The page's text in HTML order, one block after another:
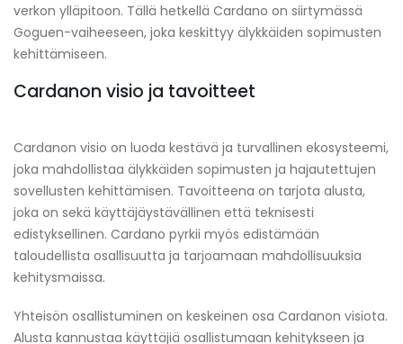
verkon ylläpitoon. Tällä hetkellä Cardano on siirtymässä
Goguen-vaiheeseen, joka keskittyy älykkäiden sopimusten
kehittämiseen.
Cardanon visio ja tavoitteet
Cardanon visio on luoda kestävä ja turvallinen ekosysteemi,
joka mahdollistaa älykkäiden sopimusten ja hajautettujen
sovellusten kehittämisen. Tavoitteena on tarjota alusta,
joka on sekä käyttäjäystävällinen että teknisesti
edistyksellinen. Cardano pyrkii myös edistämään
taloudellista osallisuutta ja tarjoamaan mahdollisuuksia
kehitysmaissa.
Yhteisön osallistuminen on keskeinen osa Cardanon visiota.
Alusta kannustaa käyttäjiä osallistumaan kehitykseen ja